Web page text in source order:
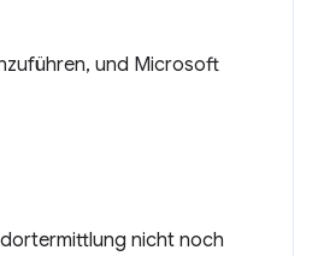
und Microsoft
nicht noch